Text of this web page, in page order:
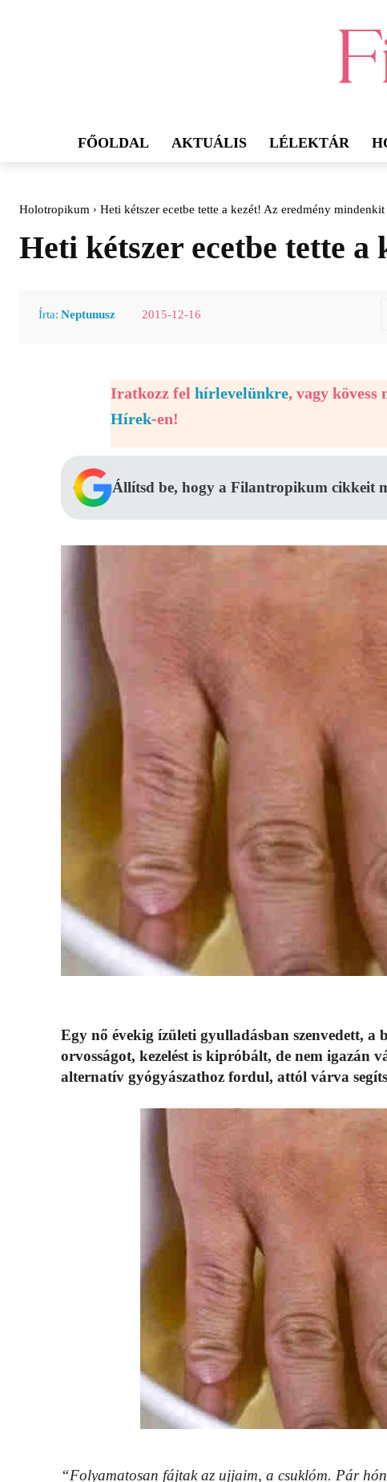
FŐOLDAL AKTUÁLIS LÉLEKTÁR
Holotropikum Heti kétszer ecetbe tette a kezét! Az eredmény
Heti kétszer ecetbe tette
Írta: Neptunusz 2015-12-16
Iratkozz fel hírlevelünkre, vagy kövess
Hírek-en!
Állítsd be, hogy a Filantropikum cikkeit
Egy nő évekig ízületi gyulladásban szenvedett, a
orvosságot, kezelést is kipróbált, de nem igazán
alternatív gyógyászathoz fordul, attól várva
“Folyamatosan fájtak az ujjaim, a csuklóm. Pár